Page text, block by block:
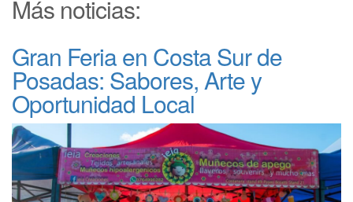
Más noticias:
Gran Feria en Costa Sur de
Posadas: Sabores, Arte y
Oportunidad Local